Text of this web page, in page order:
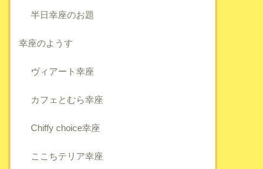
半日幸座のお題
幸座のようす
ヴィアート幸座
カフェとむら幸座
Chiffy choice幸座
ここちテリア幸座